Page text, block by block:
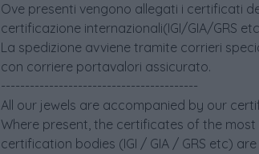
Ove presenti vengono allegati i certificati
certificazione internazionali(IGI/GIA/GRS
La spedizione avviene tramite corrieri
con corriere portavalori assicurato.
-----------------------------------------
All our jewels are accompanied by our
Where present, the certificates of the
certification bodies (IGI / GIA / GRS etc)